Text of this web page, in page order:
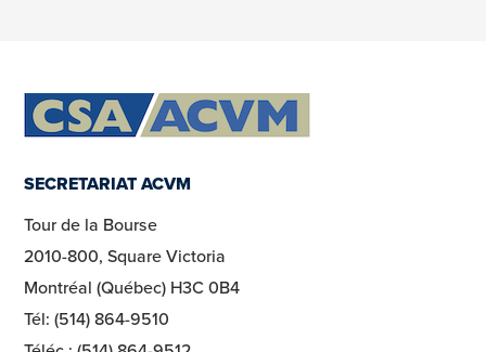
SECRETARIAT ACVM
Tour de la Bourse
2010-800, Square Victoria
Montréal (Québec) H3C 0B4
Tél: (514) 864-9510